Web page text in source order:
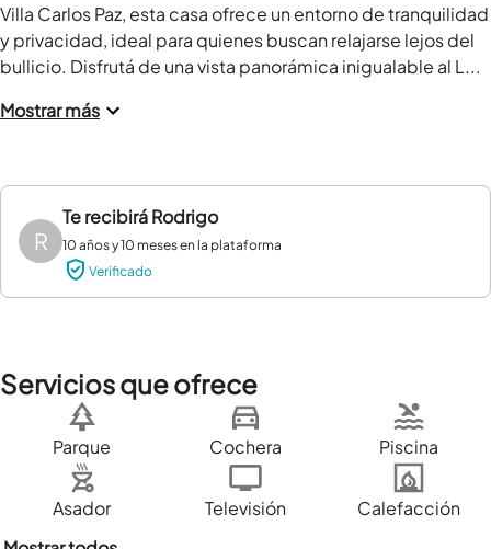
Villa Carlos Paz, esta casa ofrece un entorno de tranquilidad
y privacidad, ideal para quienes buscan relajarse lejos del
bullicio. Disfrutá de una vista panorámica inigualable al L...
Mostrar más
R
Te recibiráRodrigo
10 años y 10 meses en la plataforma
Verificado
Servicios que ofrece
Parque Cochera Piscina
Asador Televisión
Calefacción